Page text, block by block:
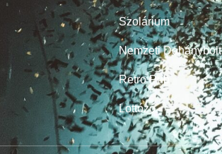
Szolárium
Nemzeti Dohánybolt
Retro Pub
Lottózó